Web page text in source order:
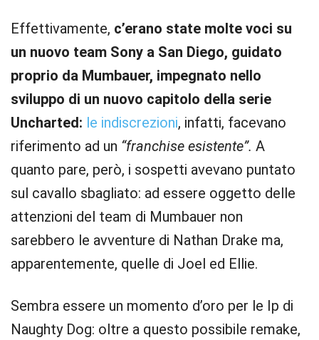
Effettivamente, c’erano state molte voci su
un nuovo team Sony a San Diego, guidato
proprio da Mumbauer, impegnato nello
sviluppo di un nuovo capitolo della serie
Uncharted: le indiscrezioni, infatti, facevano
riferimento ad un “franchise esistente”. A
quanto pare, però, i sospetti avevano puntato
sul cavallo sbagliato: ad essere oggetto delle
attenzioni del team di Mumbauer non
sarebbero le avventure di Nathan Drake ma,
apparentemente, quelle di Joel ed Ellie.
Sembra essere un momento d’oro per le Ip di
Naughty Dog: oltre a questo possibile remake,